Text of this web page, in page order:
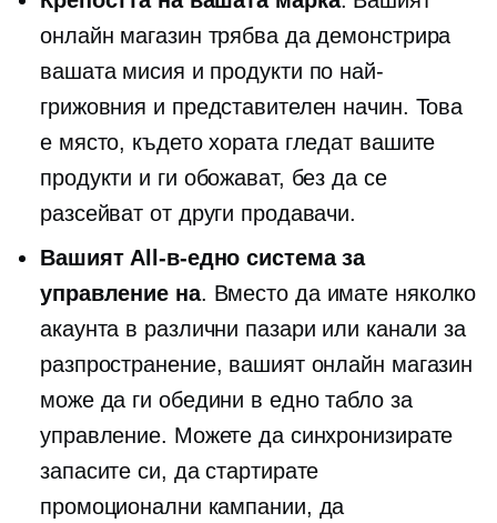
онлайн магазин трябва да демонстрира
вашата мисия и продукти по най-
грижовния и представителен начин. Това
е място, където хората гледат вашите
продукти и ги обожават, без да се
разсейват от други продавачи.
Вашият All-в-едно система за
управление на. Вместо да имате няколко
акаунта в различни пазари или канали за
разпространение, вашият онлайн магазин
може да ги обедини в едно табло за
управление. Можете да синхронизирате
запасите си, да стартирате
промоционални кампании, да